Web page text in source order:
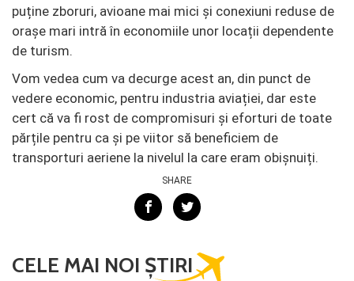
puține zboruri, avioane mai mici și conexiuni reduse de
orașe mari intră în economiile unor locații dependente
de turism.
Vom vedea cum va decurge acest an, din punct de
vedere economic, pentru industria aviației, dar este
cert că va fi rost de compromisuri și eforturi de toate
părțile pentru ca și pe viitor să beneficiem de
transporturi aeriene la nivelul la care eram obișnuiți.
SHARE
CELE MAI NOI ȘTIRI